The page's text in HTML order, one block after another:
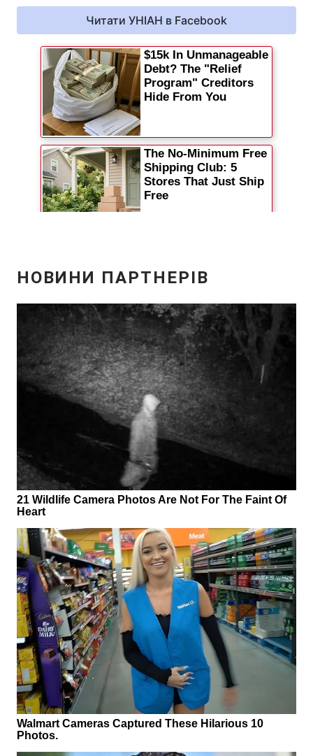
Читати УНІАН в Facebook